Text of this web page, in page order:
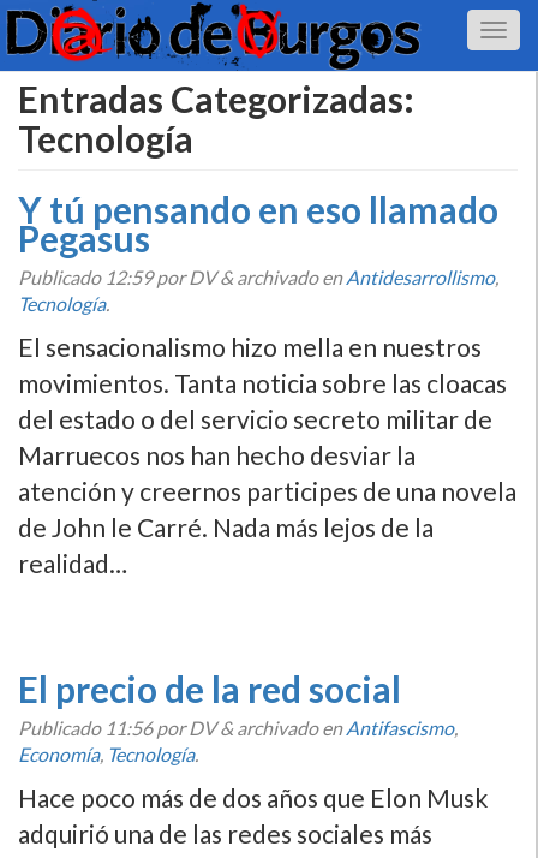
Entradas Categorizadas:
Tecnologí­a
Y tú pensando en eso llamado
Pegasus
Publicado 12:59por DV&archivado enAntidesarrollismo,
Tecnologí­a.
El sensacionalismo hizo mella en nuestros
movimientos. Tanta noticia sobre las cloacas
del estado o del servicio secreto militar de
Marruecos nos han hecho desviar la
atención y creernos participes de una novela
de John le Carré. Nada más lejos de la
realidad…
El precio de la red social
Publicado 11:56por DV&archivado enAntifascismo,
Economí­a, Tecnologí­a.
Hace poco más de dos años que Elon Musk
adquirió una de las redes sociales más